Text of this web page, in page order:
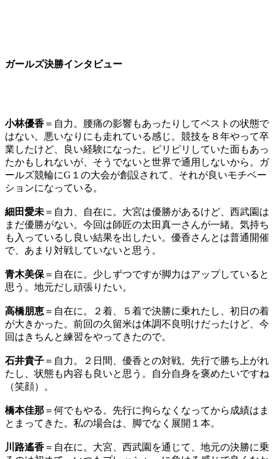
ガールズ決勝インタビュー
小林優香 ＝自力。腰痛の影響もあったりしてベストの状態で
はない。悪いなりにも走れている感じ。競技を８年やって卒
業したけど、良い経験になった。ピリピリしていた面もあっ
たかもしれないが、そうでないと世界で通用しないから。ガ
ールズ競輪にG１の大会が創設されて、それが良いモチベー
ションになっている。
細田愛未 ＝自力、自在に。大宮は優勝があるけど、西武園は
まだ優勝がない。今回は師匠の太田真一さんが一緒。気持ち
も入っているし良い結果を出したい。優香さんとは普通開催
で、あまり対戦していないと思う。
青木美保 ＝自在に。少しずつですが脚力はアップしていると
思う。地元だし頑張りたい。
高橋朋恵 ＝自在に。２着、５着で決勝に乗れたし、初日の着
が大きかった。前回の久留米は体調不良明けだったけど、今
回はきちんと練習をやってきたので。
石井貴子 ＝自力。２日間、優香との対戦。先行で勝ち上がれ
たし、状態も内容も良いと思う。自分自身を褒めたいですね
（笑顔）。
橋本佳那 ＝何でもやる。先行に拘らなくなってから成績はま
とまってきた。私の場合は、脚でなく展開１本。
川路遙香 ＝自在に。大宮、西武園を通じて、地元の決勝に乗